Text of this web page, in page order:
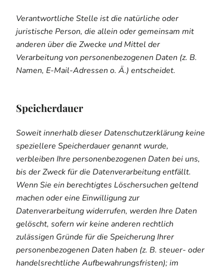
Verantwortliche Stelle ist die natürliche oder
juristische Person, die allein oder gemeinsam mit
anderen über die Zwecke und Mittel der
Verarbeitung von personenbezogenen Daten (z. B.
Namen, E-Mail-Adressen o. Ä.) entscheidet.
Speicherdauer
Soweit innerhalb dieser Datenschutzerklärung keine
speziellere Speicherdauer genannt wurde,
verbleiben Ihre personenbezogenen Daten bei uns,
bis der Zweck für die Datenverarbeitung entfällt.
Wenn Sie ein berechtigtes Löschersuchen geltend
machen oder eine Einwilligung zur
Datenverarbeitung widerrufen, werden Ihre Daten
gelöscht, sofern wir keine anderen rechtlich
zulässigen Gründe für die Speicherung Ihrer
personenbezogenen Daten haben (z. B. steuer- oder
handelsrechtliche Aufbewahrungsfristen); im